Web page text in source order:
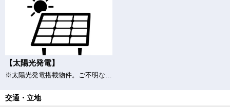
【太陽光発電】
※太陽光発電搭載物件。ご不明な点がございましたら、お気軽にお問い合わせください。
交通・立地